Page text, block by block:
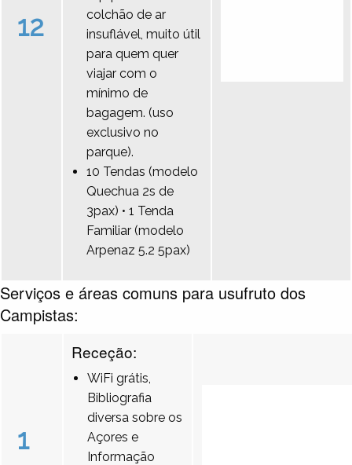
12
colchão de ar
insuflável, muito útil
para quem quer
viajar com o
mínimo de
bagagem. (uso
exclusivo no
parque).
10 Tendas (modelo
Quechua 2s de
3pax) • 1 Tenda
Familiar (modelo
Arpenaz 5.2 5pax)
Serviços e áreas comuns para usufruto dos
Campistas:
1
Receção:
WiFi grátis,
Bibliografia
diversa sobre os
Açores e
Informação